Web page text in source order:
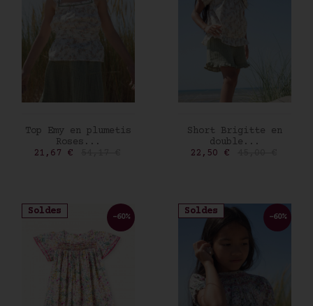
AJOUTER AU PANIER
Top Emy en plumetis
Roses...
Prix
21,67 €
AJOUTER AU PANIER
Short Brigitte en
double...
Prix
22,50 €
Soldes
-60%
Soldes
-60%